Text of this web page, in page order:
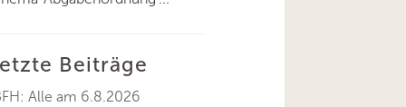
Beiträge
Alle am 6.8.2026